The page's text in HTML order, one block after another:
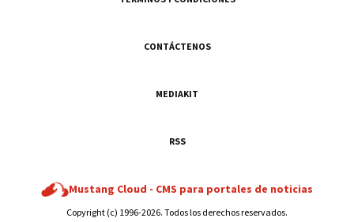
CONTÁCTENOS
MEDIAKIT
RSS
Mustang Cloud - CMS para portales de noticias
Copyright (c) 1996-2026. Todos los derechos reservados.